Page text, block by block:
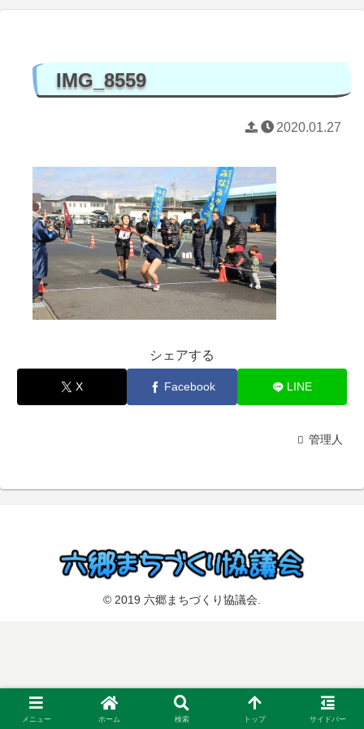
IMG_8559
2020.01.27
シェアする
X Facebook LINE
管理人
© 2019 六郷まちづくり協議会.
メニュー ホーム 検索 トップ サイドバー